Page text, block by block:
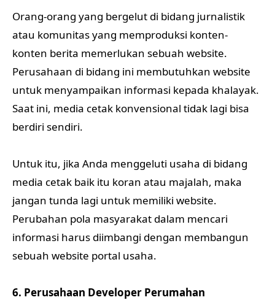
Orang-orang yang bergelut di bidang jurnalistik
atau komunitas yang memproduksi konten-
konten berita memerlukan sebuah website.
Perusahaan di bidang ini membutuhkan website
untuk menyampaikan informasi kepada khalayak.
Saat ini, media cetak konvensional tidak lagi bisa
berdiri sendiri.
Untuk itu, jika Anda menggeluti usaha di bidang
media cetak baik itu koran atau majalah, maka
jangan tunda lagi untuk memiliki website.
Perubahan pola masyarakat dalam mencari
informasi harus diimbangi dengan membangun
sebuah website portal usaha.
6. Perusahaan Developer Perumahan